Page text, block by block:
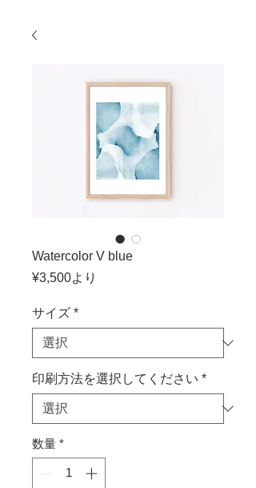
Watercolor V blue
¥3,500より
価
サイズ *
印刷方法を選択してください *
数量 *